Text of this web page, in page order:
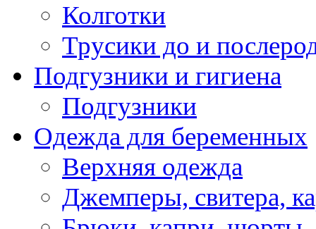
Колготки
Трусики до и
Подгузники и гигиена
Подгузники
Одежда для беременных
Верхняя одежда
Джемперы, свитера,